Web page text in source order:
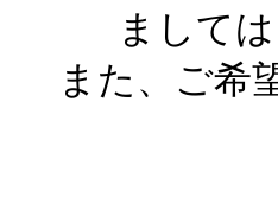
まして
また、ご希